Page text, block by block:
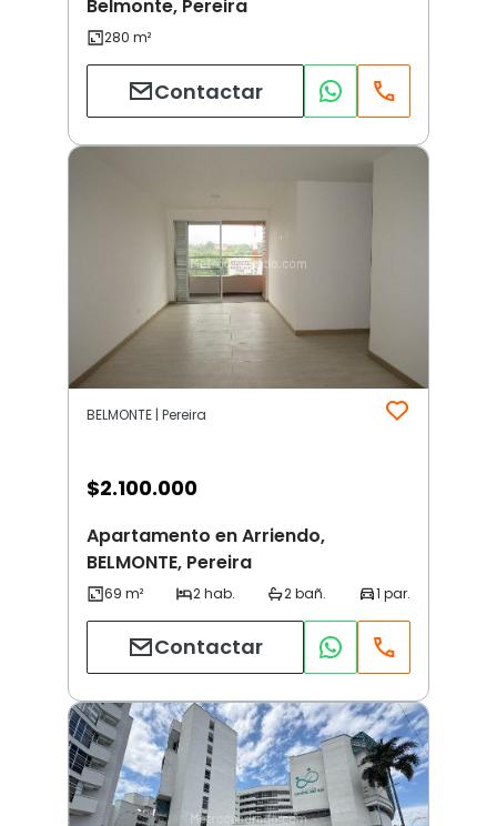
Belmonte, Pereira
Contactar
BELMONTE | Pereira
$2.100.000
Apartamento en Arriendo,
BELMONTE, Pereira
Contactar